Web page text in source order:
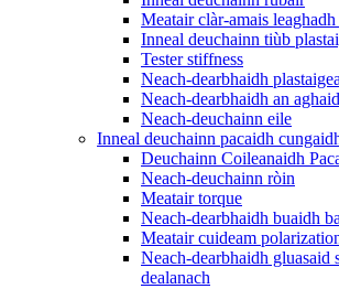
Meatair clàr-amais
Inneal deuchainn tiùb
Tester stiffness
Neach-dearbhaidh
Neach-dearbhaidh an
Neach-deuchainn eile
Inneal deuchainn pacaidh
Deuchainn Coileanaidh
Neach-deuchainn ròin
Meatair torque
Neach-dearbhaidh buaidh
Meatair cuideam
Neach-dearbhaidh gluasaid
dealanach